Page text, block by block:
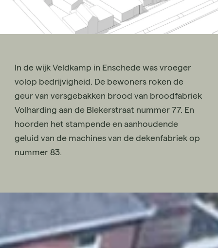
In de wijk Veldkamp in Enschede was vroeger
volop bedrijvigheid. De bewoners roken de
geur van versgebakken brood van broodfabriek
Volharding aan de Blekerstraat nummer 77. En
hoorden het stampende en aanhoudende
geluid van de machines van de dekenfabriek op
nummer 83.